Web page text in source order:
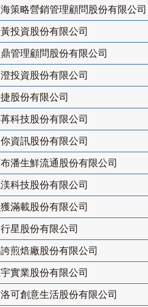
策略營銷管理顧問股份有限公司
投資股份有限公司
管理顧問股份有限公司
投資股份有限公司
股份有限公司
科技股份有限公司
資訊股份有限公司
潘生鮮流通股份有限公司
科技股份有限公司
滿載股份有限公司
星股份有限公司
煎焙廠股份有限公司
實業股份有限公司
可創意生活股份有限公司